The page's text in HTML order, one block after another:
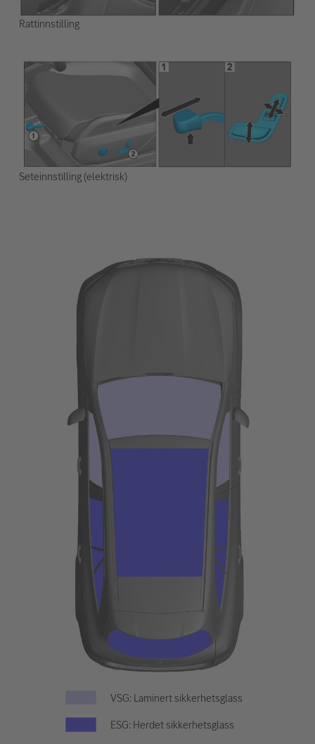
Rattinnstilling
Seteinnstilling (elektrisk)
VSG: Laminert sikkerhetsglass
ESG: Herdet sikkerhetsglass